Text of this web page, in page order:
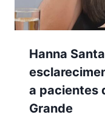
Hanna
a pacientes
Grande